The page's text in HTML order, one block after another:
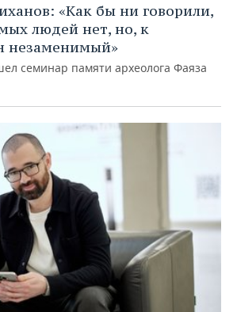
«Как бы ни говорили,
людей нет, но, к
незаменимый»
семинар памяти археолога Фаяза